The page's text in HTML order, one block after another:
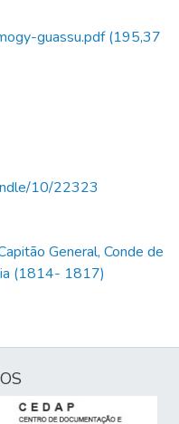
guassu.pdf(195,37
10/22323
General, Conde de
(1814- 1817)